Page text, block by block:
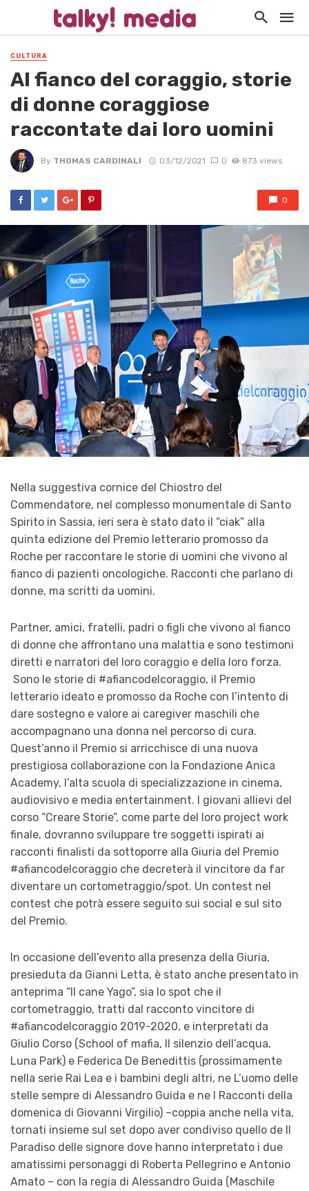
CULTURA
Al fianco del coraggio, storie
di donne coraggiose
raccontate dai loro uomini
By THOMAS CARDINALI 03/12/2021 0 873 views
0
Nella suggestiva cornice del Chiostro del
Commendatore, nel complesso monumentale di Santo
Spirito in Sassia, ieri sera è stato dato il “ciak” alla
quinta edizione del Premio letterario promosso da
Roche per raccontare le storie di uomini che vivono al
fianco di pazienti oncologiche. Racconti che parlano di
donne, ma scritti da uomini.
Partner, amici, fratelli, padri o figli che vivono al fianco
di donne che affrontano una malattia e sono testimoni
diretti e narratori del loro coraggio e della loro forza.
Sono le storie di #afiancodelcoraggio, il Premio
letterario ideato e promosso da Roche con l’intento di
dare sostegno e valore ai caregiver maschili che
accompagnano una donna nel percorso di cura.
Quest’anno il Premio si arricchisce di una nuova
prestigiosa collaborazione con la Fondazione Anica
Academy, l’alta scuola di specializzazione in cinema,
audiovisivo e media entertainment. I giovani allievi del
corso “Creare Storie”, come parte del loro project work
finale, dovranno sviluppare tre soggetti ispirati ai
racconti finalisti da sottoporre alla Giuria del Premio
#afiancodelcoraggio che decreterà il vincitore da far
diventare un cortometraggio/spot. Un contest nel
contest che potrà essere seguito sui social e sul sito
del Premio.
In occasione dell’evento alla presenza della Giuria,
presieduta da Gianni Letta, è stato anche presentato in
anteprima “Il cane Yago”, sia lo spot che il
cortometraggio, tratti dal racconto vincitore di
#afiancodelcoraggio 2019-2020, e interpretati da
Giulio Corso (School of mafia, Il silenzio dell’acqua,
Luna Park) e Federica De Benedittis (prossimamente
nella serie Rai Lea e i bambini degli altri, ne L’uomo delle
stelle sempre di Alessandro Guida e ne I Racconti della
domenica di Giovanni Virgilio) –coppia anche nella vita,
tornati insieme sul set dopo aver condiviso quello de Il
Paradiso delle signore dove hanno interpretato i due
amatissimi personaggi di Roberta Pellegrino e Antonio
Amato – con la regia di Alessandro Guida (Maschile